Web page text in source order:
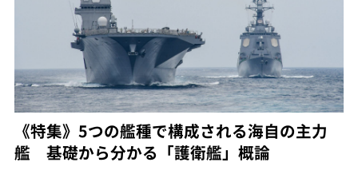
《特集》5つの艦種で構成される海自の主力
艦 基礎から分かる「護衛艦」概論